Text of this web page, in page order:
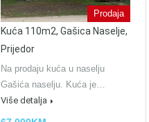
Prodaja
Kuća 110m2, Gašica Naselje,
Prijedor
Na prodaju kuća u naselju
Gašića naselju. Kuća je…
Više detalja